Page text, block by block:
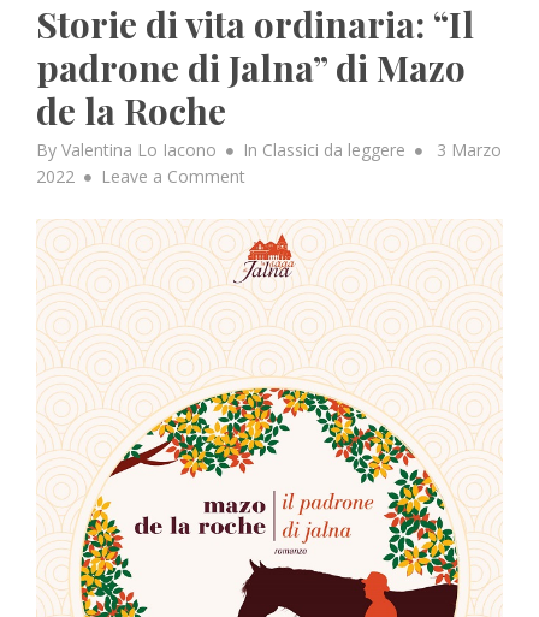
Storie di vita ordinaria: “Il
padrone di Jalna” di Mazo
de la Roche
By Valentina Lo Iacono In Classici da leggere
Posted
3 Marzo
2022
Leave a Comment
di
vita
ordinaria:
“Il
padrone
di
Jalna”
di
Mazo
de
Roche